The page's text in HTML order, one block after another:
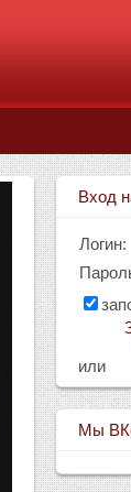
Вход
Логин:
или
Мы